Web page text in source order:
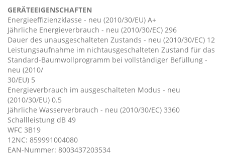
GERÄTEEIGENSCHAFTEN
Energieeffizienzklasse - neu (2010/30/EU) A+
Jährliche Energieverbrauch - neu (2010/30/EC) 296
Dauer des unausgeschalteten Zustands - neu (2010/30/EC) 12
Leistungsaufnahme im nichtausgeschalteten Zustand für das
Standard-Baumwollprogramm bei vollständiger Befüllung -
neu (2010/
30/EU) 5
Energieverbrauch im ausgeschalteten Modus - neu
(2010/30/EU) 0.5
Jährliche Wasserverbrauch - neu (2010/30/EC) 3360
Schallleistung dB 49
WFC 3B19
12NC: 859991004080
EAN-Nummer: 8003437203534